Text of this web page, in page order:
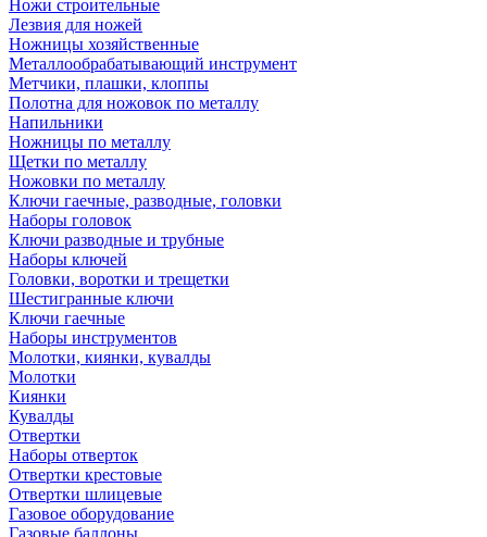
Ножи строительные
Лезвия для ножей
Ножницы хозяйственные
Металлообрабатывающий инструмент
Метчики, плашки, клоппы
Полотна для ножовок по металлу
Напильники
Ножницы по металлу
Щетки по металлу
Ножовки по металлу
Ключи гаечные, разводные, головки
Наборы головок
Ключи разводные и трубные
Наборы ключей
Головки, воротки и трещетки
Шестигранные ключи
Ключи гаечные
Наборы инструментов
Молотки, киянки, кувалды
Молотки
Киянки
Кувалды
Отвертки
Наборы отверток
Отвертки крестовые
Отвертки шлицевые
Газовое оборудование
Газовые баллоны